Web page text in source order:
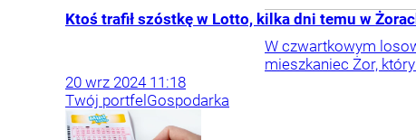
Ktoś trafił szóstkę w Lotto, kilka dni temu w
W czwartkowym
mieszkaniec Żor, który
20 wrz 2024 11:18
Twój portfel Gospodarka